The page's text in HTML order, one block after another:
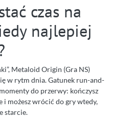
czas na
najlepiej
Metaloid Origin (Gra NS)
w rytm dnia. Gatunek run-and-
do przerwy: kończysz
i możesz wrócić do gry wtedy,
starcie.